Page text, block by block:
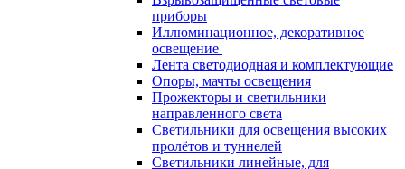
приборы
Иллюминационное, декоративное
освещение
Лента светодиодная и комплектующие
Опоры, мачты освещения
Прожекторы и светильники
направленного света
Светильники для освещения высоких
пролётов и туннелей
Светильники линейные, для